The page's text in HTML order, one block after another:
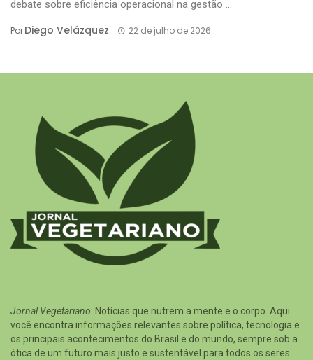
debate sobre eficiência operacional na gestão ...
PorDiego Velázquez 22 de julho de 2026
Jornal Vegetariano: Notícias que nutrem a mente e o corpo. Aqui
você encontra informações relevantes sobre política, tecnologia e
os principais acontecimentos do Brasil e do mundo, sempre sob a
ótica de um futuro mais justo e sustentável para todos os seres.